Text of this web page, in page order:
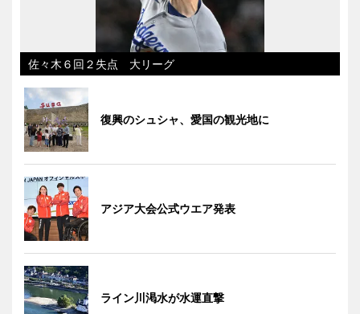
佐々木６回２失点 大リーグ
復興のシュシャ、愛国の観光地に
アジア大会公式ウエア発表
ライン川渇水が水運直撃